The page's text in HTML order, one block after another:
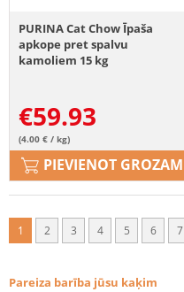
PURINA Cat Chow Īpaša
apkope pret spalvu
kamoliem 15 kg
€59.93
(4.00 € / kg)
PIEVIENOT GROZAM
1 2 3 4 5 6 7
Pareiza barība jūsu kaķim